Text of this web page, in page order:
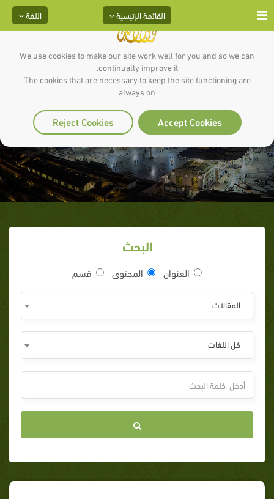
We use cookies to make our site work well for you and so we can
continually improve it.
The cookies that are necessary to keep the site functioning are
always on
Accept Cookies
Reject Cookies
اللغة القائمة الرئيسية
عبد الله بن حذافة
البحث
العنوان المحتوى قسم
المقالات
كل اللغات